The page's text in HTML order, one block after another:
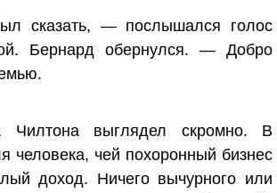
сказать, — послышался голос
Бернард обернулся. — Добро
Чилтона выглядел скромно. В
человека, чей похоронный бизнес
доход. Ничего вычурного или